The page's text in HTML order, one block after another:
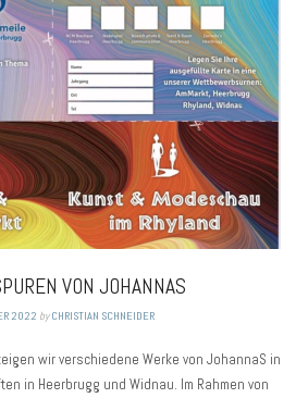
VON JOHANNAS
2022 byCHRISTIAN SCHNEIDER
wir verschiedene Werke von JohannaS in
in Heerbrugg und Widnau. Im Rahmen von